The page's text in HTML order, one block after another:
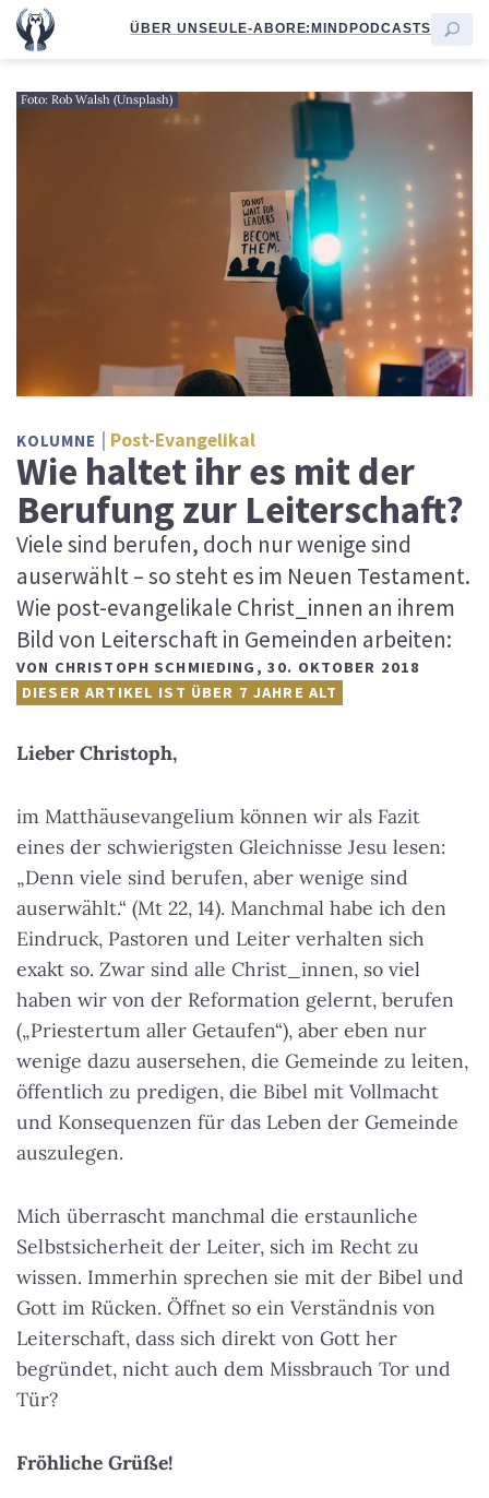
ÜBER UNSEULE-ABORE:MINDPODCASTS
Foto: Rob Walsh (Unsplash)
KOLUMNE Post-Evangelikal
Wie haltet ihr es mit der
Berufung zur Leiterschaft?
Viele sind berufen, doch nur wenige sind
auserwählt – so steht es im Neuen Testament.
Wie post-evangelikale Christ_innen an ihrem
Bild von Leiterschaft in Gemeinden arbeiten:
VON CHRISTOPH SCHMIEDING , 30. OKTOBER 2018
DIESER ARTIKEL IST ÜBER 7 JAHRE ALT
Lieber Christoph,
im Matthäusevangelium können wir als Fazit
eines der schwierigsten Gleichnisse Jesu lesen:
„Denn viele sind berufen, aber wenige sind
auserwählt.“ (Mt 22, 14). Manchmal habe ich den
Eindruck, Pastoren und Leiter verhalten sich
exakt so. Zwar sind alle Christ_innen, so viel
haben wir von der Reformation gelernt, berufen
(„Priestertum aller Getaufen“), aber eben nur
wenige dazu ausersehen, die Gemeinde zu leiten,
öffentlich zu predigen, die Bibel mit Vollmacht
und Konsequenzen für das Leben der Gemeinde
auszulegen.
Mich überrascht manchmal die erstaunliche
Selbstsicherheit der Leiter, sich im Recht zu
wissen. Immerhin sprechen sie mit der Bibel und
Gott im Rücken. Öffnet so ein Verständnis von
Leiterschaft, dass sich direkt von Gott her
begründet, nicht auch dem Missbrauch Tor und
Tür?
Fröhliche Grüße!